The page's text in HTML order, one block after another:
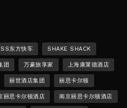
东方快车 SHAKE SHACK
团 万豪旅享家 上海康莱德酒店
丽世酒店集团 丽思卡尔顿
丽思卡尔顿酒店 南京丽思卡尔顿酒店